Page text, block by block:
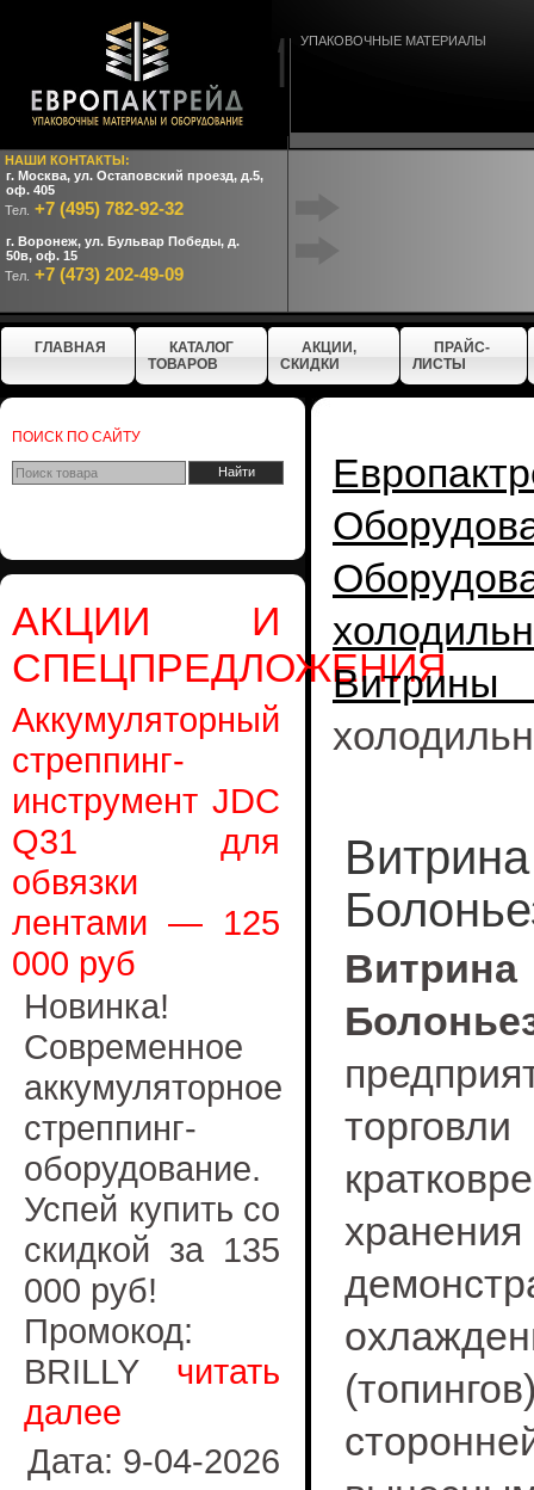
НАШИ КОНТАКТЫ:
г. Москва, ул. Остаповский проезд, д.5,
оф. 405
Тел. +7 (495) 782-92-32
г. Воронеж, ул. Бульвар Победы, д.
50в, оф. 15
Тел. +7 (473) 202-49-09
УПАКОВОЧНЫЕ МАТЕРИАЛЫ
ГЛАВНАЯ
КАТАЛОГ
ТОВАРОВ
АКЦИИ,
СКИДКИ
ПРАЙС-
ЛИСТЫ
ПОИСК ПО САЙТУ
АКЦИИ И
СПЕЦПРЕДЛОЖЕНИЯ
Аккумуляторный
стреппинг-
инструмент JDC
Q31 для
обвязки
лентами — 125
000 руб
Новинка!
Современное
аккумуляторное
стреппинг-
оборудование.
Успей купить со
скидкой за 135
000 руб!
Промокод:
BRILLY читать
далее
Дата: 9-04-2026
Витрины